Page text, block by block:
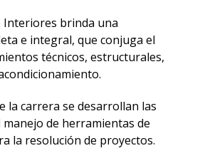
Interiores brinda una
e integral, que conjuga el
técnicos, estructurales,
la carrera se desarrollan las
de herramientas de
la resolución de proyectos.